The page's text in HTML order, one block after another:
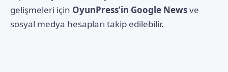
gelişmeleri için OyunPress’in Google Newsve
sosyal medya hesapları takip edilebilir.